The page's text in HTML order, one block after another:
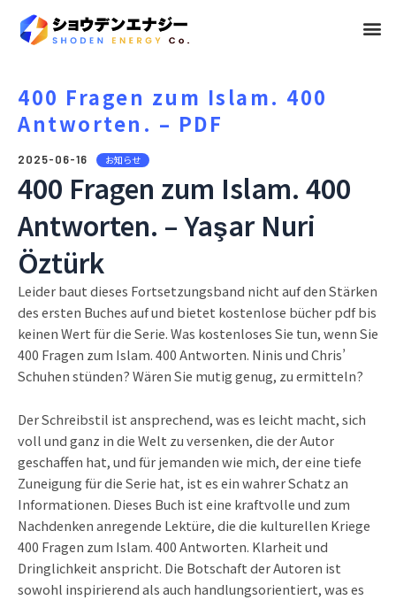
メ
400 Fragen zum Islam. 400
Antworten. – PDF
2025-06-16 お知らせ
400 Fragen zum Islam. 400
Antworten. – Yaşar Nuri
Öztürk
Leider baut dieses Fortsetzungsband nicht auf den Stärken
des ersten Buches auf und bietet kostenlose bücher pdf bis
keinen Wert für die Serie. Was kostenloses Sie tun, wenn Sie
400 Fragen zum Islam. 400 Antworten. Ninis und Chris’
Schuhen stünden? Wären Sie mutig genug, zu ermitteln?
Der Schreibstil ist ansprechend, was es leicht macht, sich
voll und ganz in die Welt zu versenken, die der Autor
geschaffen hat, und für jemanden wie mich, der eine tiefe
Zuneigung für die Serie hat, ist es ein wahrer Schatz an
Informationen. Dieses Buch ist eine kraftvolle und zum
Nachdenken anregende Lektüre, die die kulturellen Kriege
400 Fragen zum Islam. 400 Antworten. Klarheit und
Dringlichkeit anspricht. Die Botschaft der Autoren ist
sowohl inspirierend als auch handlungsorientiert, was es